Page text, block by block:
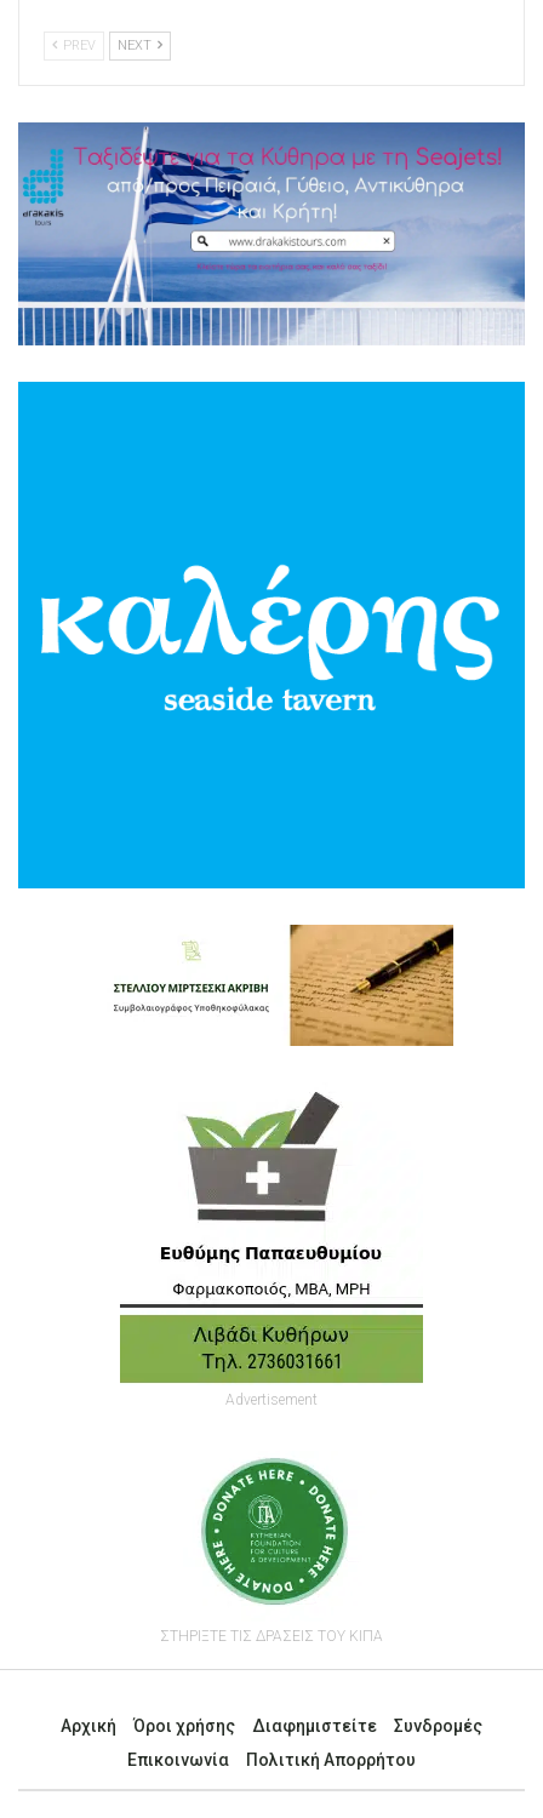
PREV NEXT
Advertisement
ΣΤΗΡΙΞΤΕ ΤΙΣ ΔΡΑΣΕΙΣ ΤΟΥ ΚΙΠΑ
Αρχική Όροι χρήσης Διαφημιστείτε
Συνδρομές
Επικοινωνία
Πολιτική Απορρήτου